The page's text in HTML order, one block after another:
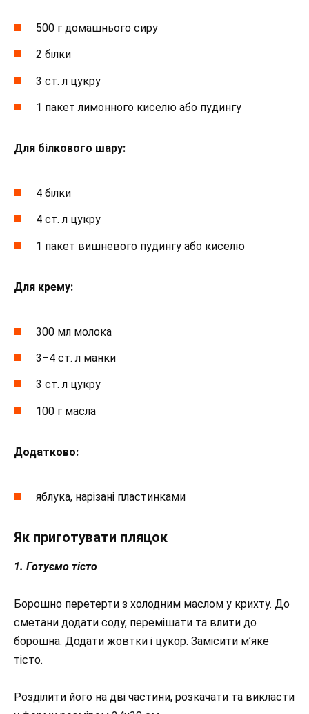
500 г домашнього сиру
2 білки
3 ст. л цукру
1 пакет лимонного киселю або пудингу
Для білкового шару:
4 білки
4 ст. л цукру
1 пакет вишневого пудингу або киселю
Для крему:
300 мл молока
3–4 ст. л манки
3 ст. л цукру
100 г масла
Додатково:
яблука, нарізані пластинками
Як приготувати пляцок
1. Готуємо тісто
Борошно перетерти з холодним маслом у крихту. До
сметани додати соду, перемішати та влити до
борошна. Додати жовтки і цукор. Замісити м’яке
тісто.
Розділити його на дві частини, розкачати та викласти